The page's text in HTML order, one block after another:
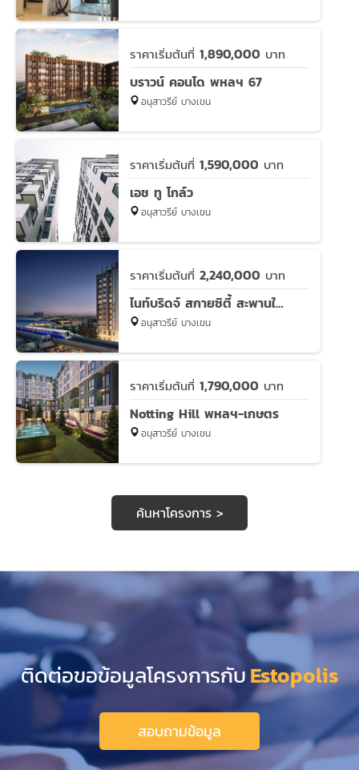
ราคาเริ่มต้นที่ 1,890,000 บาท
บราวน์ คอนโด พหลฯ 67
อนุสาวรีย์ บางเขน
ราคาเริ่มต้นที่ 1,590,000 บาท
เอช ทู โกล์ว
อนุสาวรีย์ บางเขน
ราคาเริ่มต้นที่ 2,240,000 บาท
ไนท์บริดจ์ สกายซิตี้ สะพานใหม่
อนุสาวรีย์ บางเขน
ราคาเริ่มต้นที่ 1,790,000 บาท
Notting Hill พหลฯ-เกษตร
อนุสาวรีย์ บางเขน
ค้นหาโครงการ >
ติดต่อขอข้อมูลโครงการกับEstopolis
สอบถามข้อมูล